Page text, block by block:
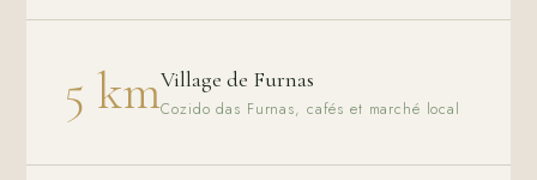
5 kmVillage de Furnas
Cozido das Furnas, cafés et marché local